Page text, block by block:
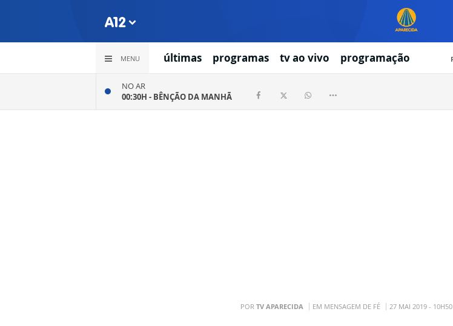
MENU últimas programas tv ao vivo programação
NO AR
00:30H - BÊNÇÃO DA MANHÃ
POR TV APARECIDA EM MENSAGEM DE FÉ 27 MAI 2019 - 10H50